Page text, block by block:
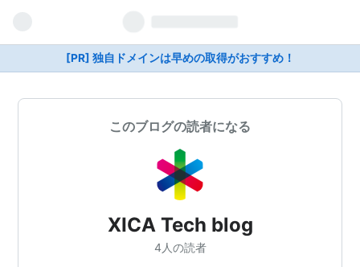
[PR] 独自ドメインは早めの取得がおすすめ！
このブログの読者になる
XICA Tech blog
4人の読者